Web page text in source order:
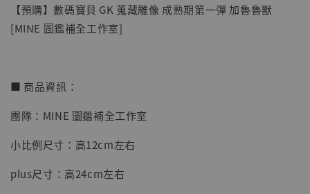
【店內現貨】七龍珠 系列蒐藏雕像 悟空 鳥山
明紀念款 [奇蹟工作室]
NT$ 5,580
【預購】數碼寶貝 GK 蒐藏雕像 成熟期第一彈 加魯魯獸
[MINE 圖鑑補全工作室]
■ 商品資訊：
團隊：MINE 圖鑑補全工作室
小比例尺寸：高12cm左右
plus尺寸：高24cm左右